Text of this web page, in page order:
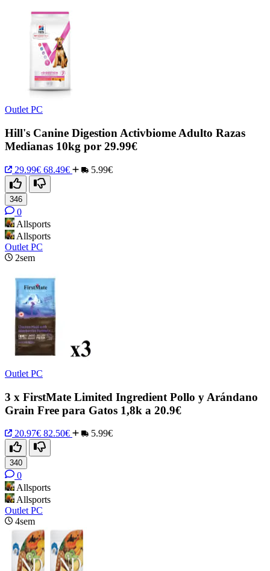
Outlet PC
Hill's Canine Digestion Activbiome Adulto Razas
Medianas 10kg por 29.99€
29.99€ 68.49€ 5.99€
346
0
Allsports
Allsports
Outlet PC
2sem
Outlet PC
3 x FirstMate Limited Ingredient Pollo y Arándano
Grain Free para Gatos 1,8k a 20.9€
20.97€ 82.50€ 5.99€
340
0
Allsports
Allsports
Outlet PC
4sem